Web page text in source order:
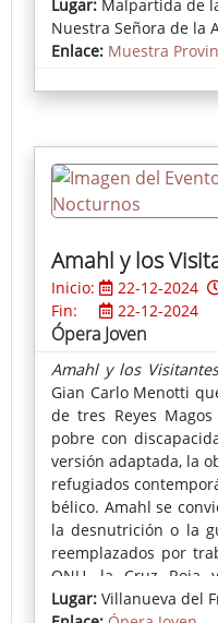
Lugar: Malpartida de
Nuestra Señora de la
Enlace: Muestra
Amahl y los
Inicio: 22-12-2024
Fin:
22-12-2024
Ópera Joven
Amahl y los
Gian Carlo Menotti
de tres Reyes
pobre con
versión adaptada, la
refugiados
bélico. Amahl se
la desnutrición o la
reemplazados por
ONU, la Cruz Roja
adaptación resalta
Lugar: Villanueva del